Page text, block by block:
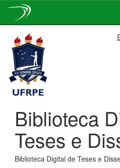
navigation
Biblioteca
Teses e
Biblioteca Digital de Teses e